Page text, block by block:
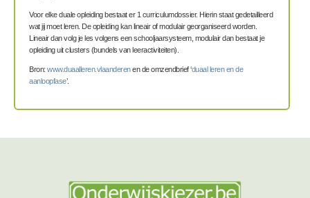
Voor elke duale opleiding bestaat er 1 curriculumdossier. Hierin staat gedetailleerd
wat jij moet leren. De opleiding kan lineair of modulair georganiseerd worden.
Lineair dan volg je les volgens een schooljaarsysteem, modulair dan bestaat je
opleiding uit clusters (bundels van leeractiviteiten).
Bron: www.duaalleren.vlaanderenen de omzendbrief ‘duaal leren en de
aanloopfase’.